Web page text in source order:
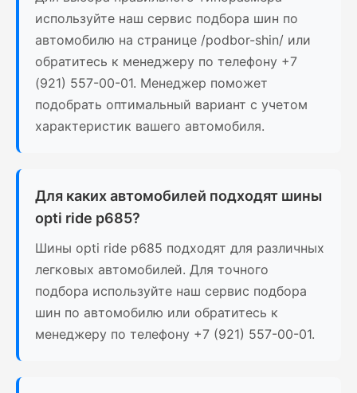
используйте наш сервис подбора шин по
автомобилю на странице /podbor-shin/ или
обратитесь к менеджеру по телефону +7
(921) 557-00-01. Менеджер поможет
подобрать оптимальный вариант с учетом
характеристик вашего автомобиля.
Для каких автомобилей подходят шины
opti ride p685?
Шины opti ride p685 подходят для различных
легковых автомобилей. Для точного
подбора используйте наш сервис подбора
шин по автомобилю или обратитесь к
менеджеру по телефону +7 (921) 557-00-01.